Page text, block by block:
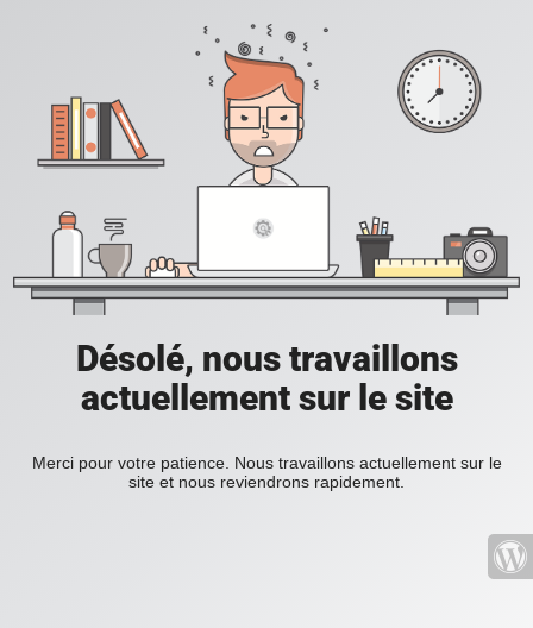
Désolé, nous travaillons
actuellement sur le site
Merci pour votre patience. Nous travaillons actuellement sur le
site et nous reviendrons rapidement.